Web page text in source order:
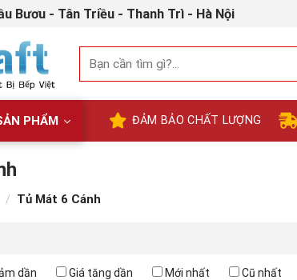
Bươu - Tân Triều - Thanh Trì - Hà Nội
kiếm:
PHẨM ĐẢM BẢO CHẤT LƯỢNG
/ Tủ Mát 6 Cánh
dần Giá tăng dần Mới nhất Cũ nhất